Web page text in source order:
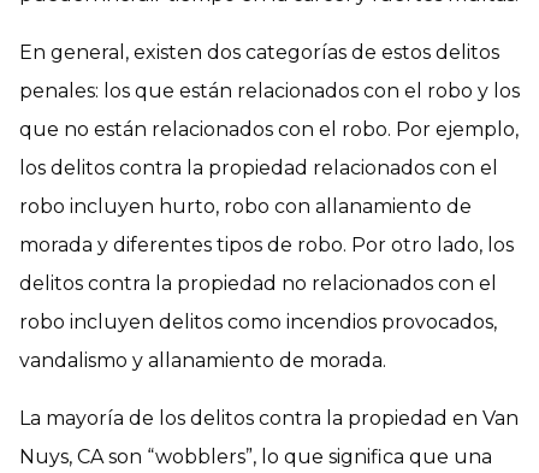
En general, existen dos categorías de estos delitos
penales: los que están relacionados con el robo y los
que no están relacionados con el robo. Por ejemplo,
los delitos contra la propiedad relacionados con el
robo incluyen hurto, robo con allanamiento de
morada y diferentes tipos de robo. Por otro lado, los
delitos contra la propiedad no relacionados con el
robo incluyen delitos como incendios provocados,
vandalismo y allanamiento de morada.
La mayoría de los delitos contra la propiedad en Van
Nuys, CA son “wobblers”, lo que significa que una